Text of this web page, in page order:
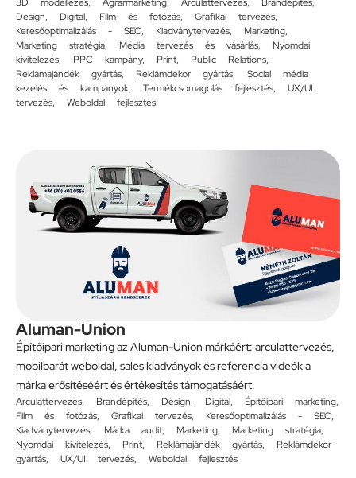
Design, Digital, Film és fotózás, Grafikai tervezés,
Keresőoptimalizálás - SEO, Kiadványtervezés, Marketing,
Marketing stratégia, Média tervezés és vásárlás, Nyomdai
kivitelezés, PPC kampány, Print, Public Relations,
Reklámajándék gyártás, Reklámdekor gyártás, Social média
kezelés és kampányok, Termékcsomagolás fejlesztés, UX/UI
tervezés, Weboldal fejlesztés
Aluman-Union
Építőipari marketing az Aluman-Union márkáért: arculattervezés,
mobilbarát weboldal, sales kiadványok és referencia videók a
márka erősítéséért és értékesítés támogatásáért.
Arculattervezés, Brandépítés, Design, Digital, Építőipari marketing,
Film és fotózás, Grafikai tervezés, Keresőoptimalizálás - SEO,
Kiadványtervezés, Márka audit, Marketing, Marketing stratégia,
Nyomdai kivitelezés, Print, Reklámajándék gyártás, Reklámdekor
gyártás, UX/UI tervezés, Weboldal fejlesztés